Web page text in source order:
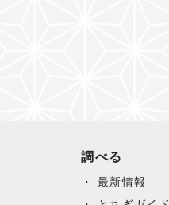
調べる
最新情報